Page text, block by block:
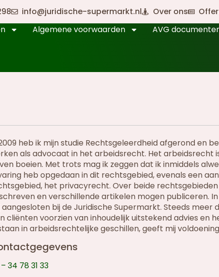
info@juridische-supermarkt.nl Over ons
Algemene voorwaarden AVG
heb ik mijn studie Rechtsgeleerdheid afgerond en
als advocaat in het arbeidsrecht. Het arbeidsrecht
boeien. Met trots mag ik zeggen dat ik inmiddels
heb opgedaan in dit rechtsgebied, evenals een
het privacyrecht. Over beide
en verschillende artikelen mogen publiceren. In
aangesloten bij de Juridische Supermarkt. Steeds meer
cliënten voorzien van inhoudelijk uitstekend advies en
in arbeidsrechtelijke geschillen, geeft mij
34 78 31 33